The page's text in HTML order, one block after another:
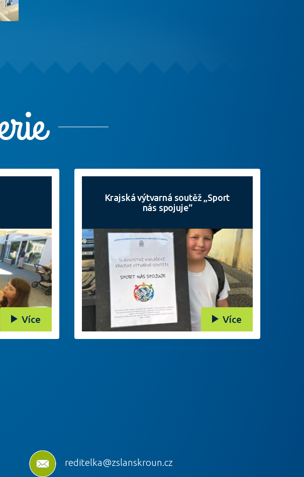
Více
Krajská výtvarná soutěž „Sport
nás spojuje“
Více
reditelka@zslanskroun.cz